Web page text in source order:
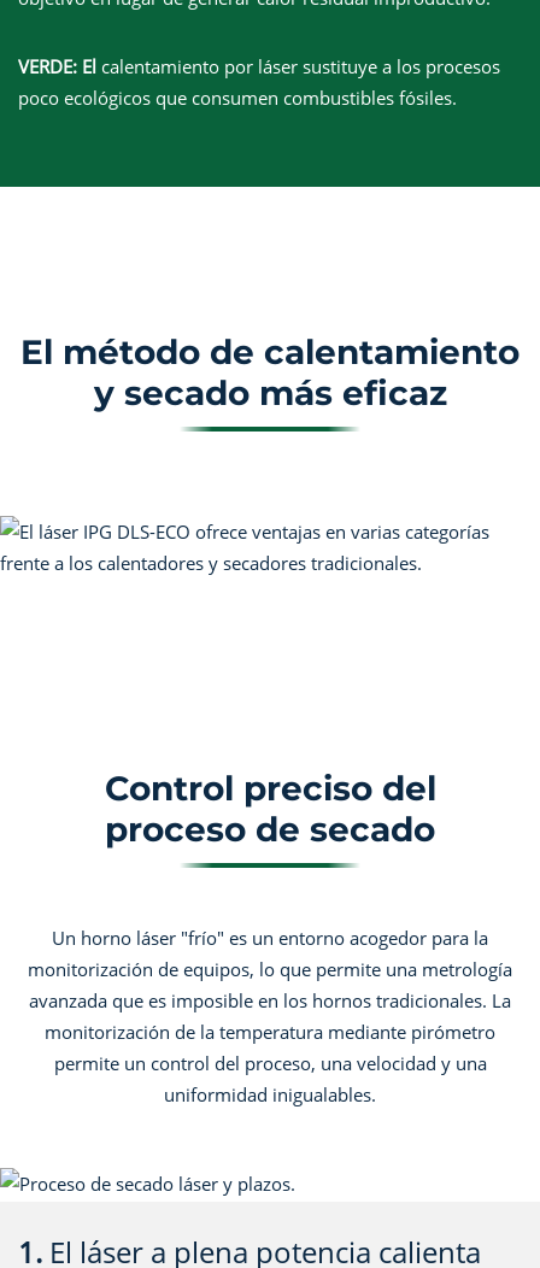
VERDE: El calentamiento por láser sustituye a los procesos
poco ecológicos que consumen combustibles fósiles.
El método de calentamiento
y secado más eficaz
Control preciso del
proceso de secado
Un horno láser "frío" es un entorno acogedor para la
monitorización de equipos, lo que permite una metrología
avanzada que es imposible en los hornos tradicionales. La
monitorización de la temperatura mediante pirómetro
permite un control del proceso, una velocidad y una
uniformidad inigualables.
1. El láser a plena potencia calienta